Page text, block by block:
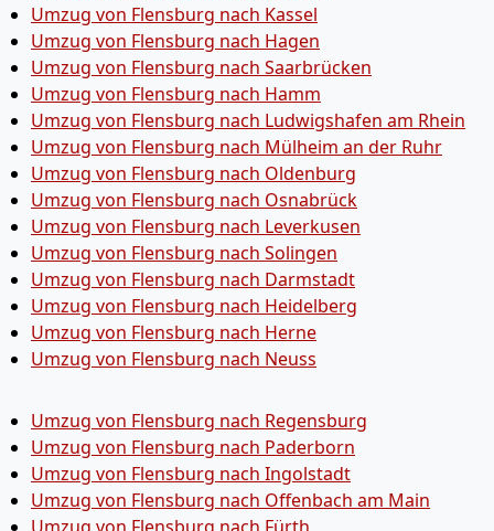
Umzug von Flensburg nach Kassel
Umzug von Flensburg nach Hagen
Umzug von Flensburg nach Saarbrücken
Umzug von Flensburg nach Hamm
Umzug von Flensburg nach Ludwigshafen am Rhein
Umzug von Flensburg nach Mülheim an der Ruhr
Umzug von Flensburg nach Oldenburg
Umzug von Flensburg nach Osnabrück
Umzug von Flensburg nach Leverkusen
Umzug von Flensburg nach Solingen
Umzug von Flensburg nach Darmstadt
Umzug von Flensburg nach Heidelberg
Umzug von Flensburg nach Herne
Umzug von Flensburg nach Neuss
Umzug von Flensburg nach Regensburg
Umzug von Flensburg nach Paderborn
Umzug von Flensburg nach Ingolstadt
Umzug von Flensburg nach Offenbach am Main